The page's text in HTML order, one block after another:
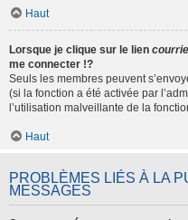
Haut
Lorsque je clique sur le lien
me connecter !?
Seuls les membres peuvent
(si la fonction a été activée par
l’utilisation malveillante de la
Haut
PROBLÈMES LIÉS À LA
MESSAGES